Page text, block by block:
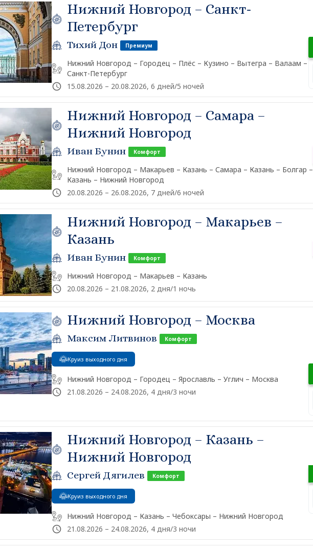
Нижний Новгород – Санкт-
Петербург
Тихий Дон Премиум
Нижний Новгород – Городец – Плёс – Кузино – Вытегра – Валаам –
Санкт-Петербург
15.08.2026 – 20.08.2026, 6 дней/5 ночей
Нижний Новгород – Самара –
Нижний Новгород
Иван Бунин Комфорт
Нижний Новгород – Макарьев – Казань – Самара – Казань – Болгар –
Казань – Нижний Новгород
20.08.2026 – 26.08.2026, 7 дней/6 ночей
Нижний Новгород – Макарьев –
Казань
Иван Бунин Комфорт
Нижний Новгород – Макарьев – Казань
20.08.2026 – 21.08.2026, 2 дня/1 ночь
Нижний Новгород – Москва
Максим Литвинов Комфорт
Круиз выходного дня
Нижний Новгород – Городец – Ярославль – Углич – Москва
21.08.2026 – 24.08.2026, 4 дня/3 ночи
Нижний Новгород – Казань –
Нижний Новгород
Сергей Дягилев Комфорт
Круиз выходного дня
Нижний Новгород – Казань – Чебоксары – Нижний Новгород
21.08.2026 – 24.08.2026, 4 дня/3 ночи